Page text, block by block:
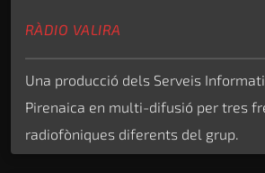
RÀDIO VALIRA
Una producció dels Serveis
Pirenaica en multi-difusió per tres
radiofòniques diferents del grup.